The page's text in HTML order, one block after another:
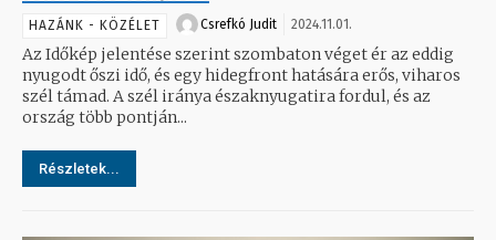
HAZÁNK - KÖZÉLET Csrefkó Judit 2024.11.01.
Az Időkép jelentése szerint szombaton véget ér az eddig
nyugodt őszi idő, és egy hidegfront hatására erős, viharos
szél támad. A szél iránya északnyugatira fordul, és az
ország több pontján...
Részletek...